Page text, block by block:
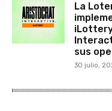
La
sus
30 julio,